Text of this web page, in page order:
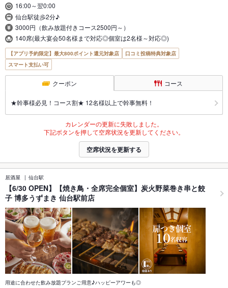
16:00～翌0:00
仙台駅徒歩2分♪
3000円（飲み放題付きコース2500円～）
140席(最大宴会50名様まで対応◎個室は2名様～対応◎)
【アプリ予約限定】最大800ポイント還元対象店
口コミ投稿特典対象店
スマート支払い可
クーポン コース
★幹事様必見！コース割★ 12名様以上で幹事無料！
カレンダーの更新に失敗しました。
下記ボタンを押して空席状況を更新してください。
空席状況を更新する
居酒屋 仙台駅
【6/30 OPEN】【焼き鳥・全席完全個室】炭火野菜巻き串と餃
子 博多うずまき 仙台駅前店
用途に合わせた飲み放題プランご用意♪ハッピーアワーも◎